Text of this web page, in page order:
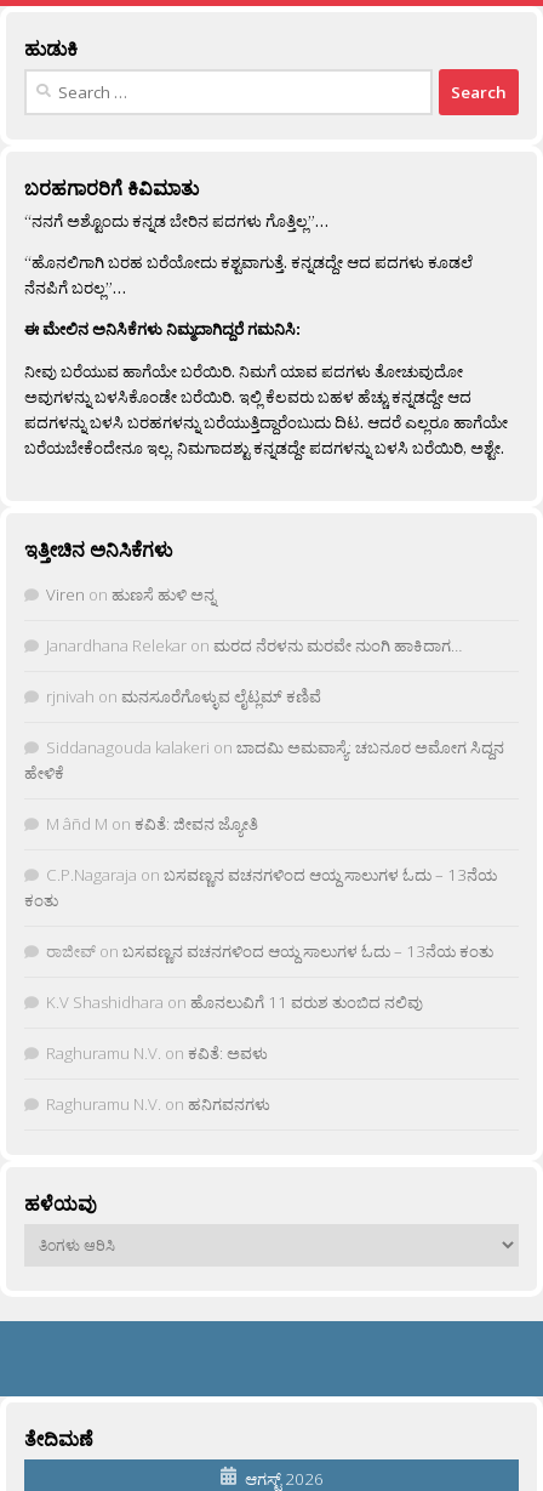
ಹುಡುಕಿ
Search
ಬರಹಗಾರರಿಗೆ ಕಿವಿಮಾತು
“ನನಗೆ ಅಶ್ಟೊಂದು ಕನ್ನಡ ಬೇರಿನ ಪದಗಳು ಗೊತ್ತಿಲ್ಲ”…
“ಹೊನಲಿಗಾಗಿ ಬರಹ ಬರೆಯೋದು ಕಶ್ಟವಾಗುತ್ತೆ. ಕನ್ನಡದ್ದೇ ಆದ ಪದಗಳು ಕೂಡಲೆ
ನೆನಪಿಗೆ ಬರಲ್ಲ”…
ಈ ಮೇಲಿನ ಅನಿಸಿಕೆಗಳು ನಿಮ್ಮದಾಗಿದ್ದರೆ ಗಮನಿಸಿ:
ನೀವು ಬರೆಯುವ ಹಾಗೆಯೇ ಬರೆಯಿರಿ. ನಿಮಗೆ ಯಾವ ಪದಗಳು ತೋಚುವುದೋ
ಅವುಗಳನ್ನು ಬಳಸಿಕೊಂಡೇ ಬರೆಯಿರಿ. ಇಲ್ಲಿ ಕೆಲವರು ಬಹಳ ಹೆಚ್ಚು ಕನ್ನಡದ್ದೇ ಆದ
ಪದಗಳನ್ನು ಬಳಸಿ ಬರಹಗಳನ್ನು ಬರೆಯುತ್ತಿದ್ದಾರೆಂಬುದು ದಿಟ. ಆದರೆ ಎಲ್ಲರೂ ಹಾಗೆಯೇ
ಬರೆಯಬೇಕೆಂದೇನೂ ಇಲ್ಲ. ನಿಮಗಾದಶ್ಟು ಕನ್ನಡದ್ದೇ ಪದಗಳನ್ನು ಬಳಸಿ ಬರೆಯಿರಿ, ಅಶ್ಟೇ.
ಇತ್ತೀಚಿನ ಅನಿಸಿಕೆಗಳು
Viren on ಹುಣಸೆ ಹುಳಿ ಅನ್ನ
Janardhana Relekar on ಮರದ ನೆರಳನು ಮರವೇ ನುಂಗಿ ಹಾಕಿದಾಗ…
rjnivah on ಮನಸೂರೆಗೊಳ್ಳುವ ಲೈಟ್ಲಮ್ ಕಣಿವೆ
Siddanagouda kalakeri on ಬಾದಮಿ ಅಮವಾಸ್ಯೆ: ಚಬನೂರ ಅಮೋಗ ಸಿದ್ದನ
ಹೇಳಿಕೆ
M âñd M on ಕವಿತೆ: ಜೀವನ ಜ್ಯೋತಿ
C.P.Nagaraja on ಬಸವಣ್ಣನ ವಚನಗಳಿಂದ ಆಯ್ದ ಸಾಲುಗಳ ಓದು – 13ನೆಯ
ಕಂತು
ರಾಜೀವ್ on ಬಸವಣ್ಣನ ವಚನಗಳಿಂದ ಆಯ್ದ ಸಾಲುಗಳ ಓದು – 13ನೆಯ ಕಂತು
K.V Shashidhara on ಹೊನಲುವಿಗೆ 11 ವರುಶ ತುಂಬಿದ ನಲಿವು
Raghuramu N.V. on ಕವಿತೆ: ಅವಳು
Raghuramu N.V. on ಹನಿಗವನಗಳು
ಹಳೆಯವು
ಹಳೆಯವು
ತೇದಿಮಣೆ
ಆಗಸ್ಟ್ 2026